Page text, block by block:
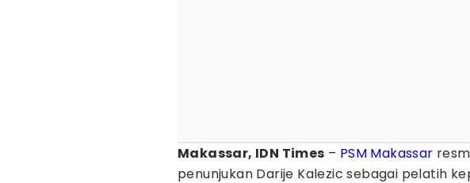
Makassar, IDN Times – PSM Makassar
penunjukan Darije Kalezic sebagai pelatih